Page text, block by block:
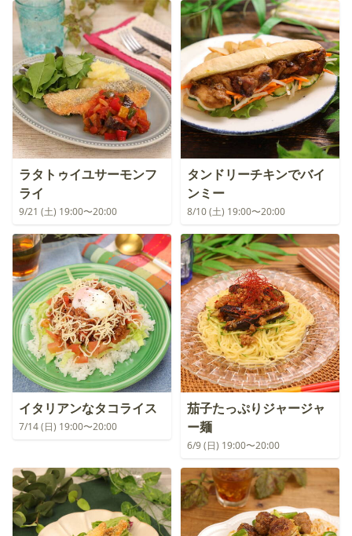
ラタトゥイユサーモンフ
ライ
9/21 (土) 19:00〜20:00
タンドリーチキンでバイ
ンミー
8/10 (土) 19:00〜20:00
イタリアンなタコライス
7/14 (日) 19:00〜20:00
茄子たっぷりジャージャ
ー麺
6/9 (日) 19:00〜20:00